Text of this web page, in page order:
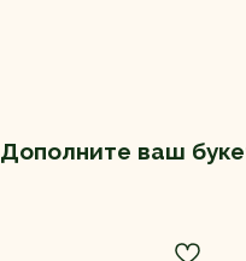
Дополните ваш